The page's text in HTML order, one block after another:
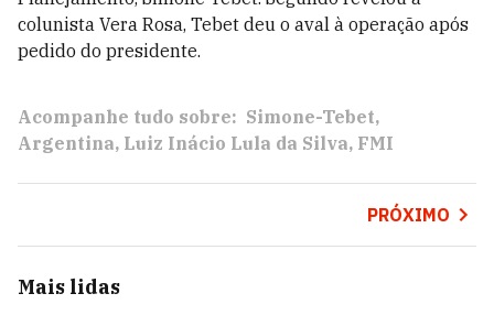
colunista Vera Rosa, Tebet deu o aval à operação após
pedido do presidente.
Acompanhe tudo sobre: Simone-Tebet
Argentina Luiz Inácio Lula da Silva FMI
PRÓXIMO
Mais lidas